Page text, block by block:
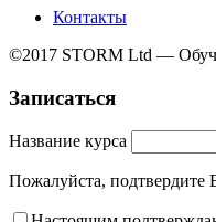
Контакты
©2017 STORM Ltd —
Записаться
Название курса
Пожалуйста,